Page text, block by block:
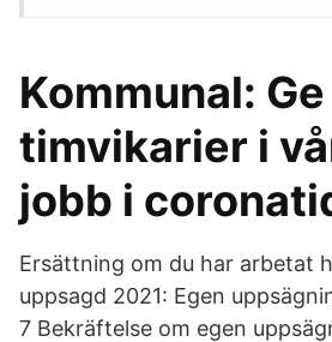
Kommunal: Ge
timvikarier i
jobb i
Ersättning om du har arbetat
uppsagd 2021: Egen
7 Bekräftelse om egen